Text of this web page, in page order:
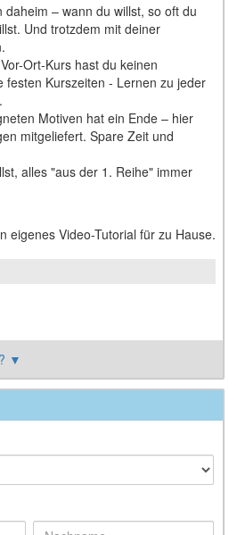
daheim – wann du willst, so oft du
Und trotzdem mit deiner
Ort-Kurs hast du keinen
festen Kurszeiten - Lernen zu jeder
Motiven hat ein Ende – hier
mitgeliefert. Spare Zeit und
alles "aus der 1. Reihe" immer
eigenes Video-Tutorial für zu Hause.
▼